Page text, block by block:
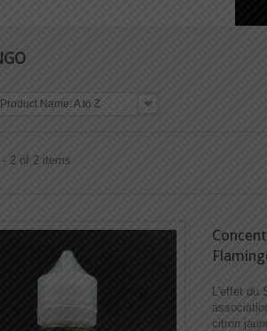
Product Name: A to Z
- 2 of 2 items
L'effet du
citron